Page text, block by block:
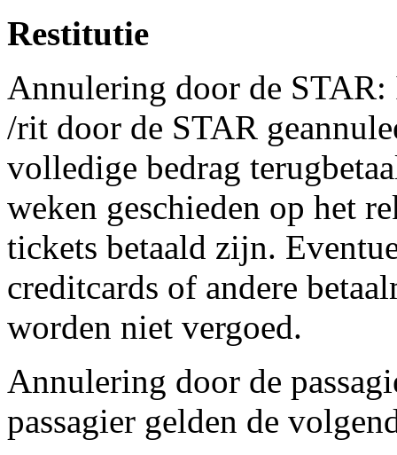
Restitutie
Annulering door de
/rit door de STAR
volledige bedrag
weken geschieden op het
tickets betaald zijn.
creditcards of andere
worden niet vergoed.
Annulering door de
passagier gelden de